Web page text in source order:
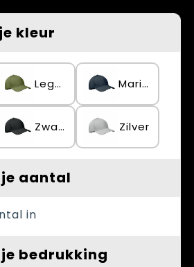
Fiets
kleur
Legergroen Marineblauw
Zwart Zilver
je aantal
in
bedrukking